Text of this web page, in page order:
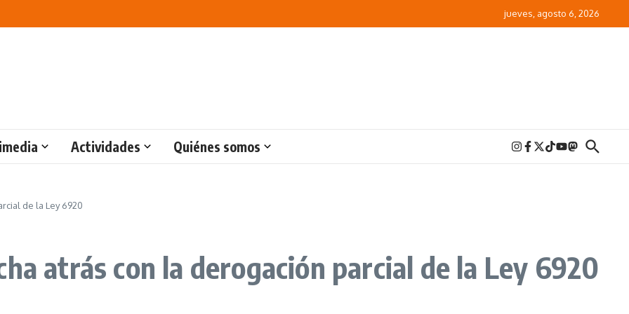
jueves, agosto 6, 2026
Actividades Quiénes somos
de la Ley 6920
atrás con la derogación parcial de la Ley 6920